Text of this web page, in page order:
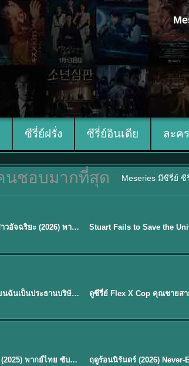
ซีรี่ย์ฝรั่ง ซีรี่ย์อินเดีย ละค
นชอบมากที่สุด Meseries มีซีรี่ย์
Genius Girlfriend แฟนสาวอัจฉริยะ (2026) พากย์ไทย ซับไทย EP.1-28 ★9.3
My Bias, My Boss เมื่อเมนฉันเป็นประธานบริษัท (2026) พากย์ไทย ซับไทย EP.1-12 ★8
Silent Tides คลื่นลมลวง (2025) พากย์ไทย ซับไทย EP.1-31 ★8.8